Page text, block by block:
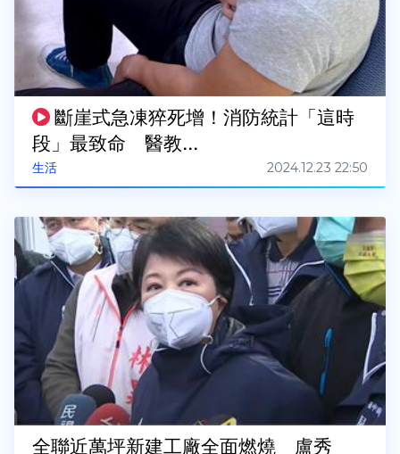
生活
斷崖式急凍猝死增！消防統計「這時
段」最致命 醫教...
2024.12.23 22:50
全聯近萬坪新建工廠全面燃燒 盧秀